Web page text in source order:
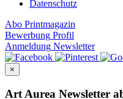
Datenschutz
Abo Printmagazin
Bewerbung Profil
Anmeldung Newsletter
×
Art Aurea Newsletter